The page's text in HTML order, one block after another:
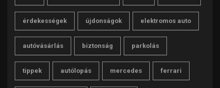
érdekességek újdonságok elektromos auto
autóvásárlás biztonság parkolás
tippek autólopás mercedes ferrari